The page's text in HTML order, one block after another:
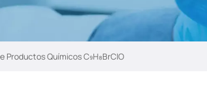
Productos Químicos C₉H₈BrClO